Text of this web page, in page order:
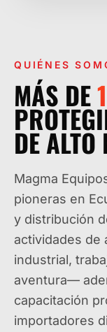
QUIÉNES
MÁS DE
DE
Magma
pioneras en
y distribución
actividades de
industrial,
aventura—
capacitación
importadores